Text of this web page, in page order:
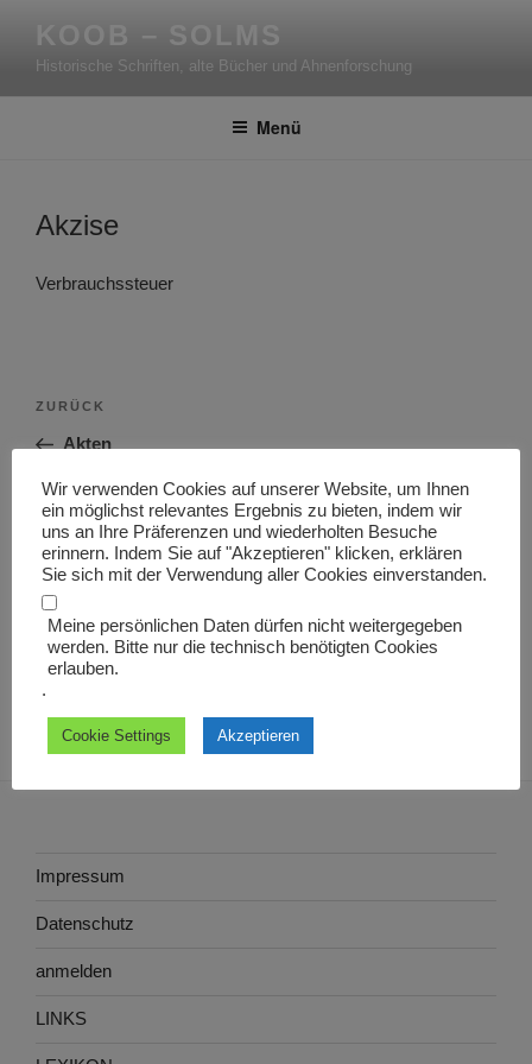
Inhalt
springen
KOOB – SOLMS
Historische Schriften, alte Bücher und Ahnenforschung
Menü
Akzise
Verbrauchssteuer
Beitragsnavigation
Vorheriger
Beitrag
ZURÜCK
Akten
Nächster
Beitrag
WEITER
AL
Impressum
Datenschutz
anmelden
LINKS
Wir verwenden Cookies auf unserer Website, um Ihnen
ein möglichst relevantes Ergebnis zu bieten, indem wir
uns an Ihre Präferenzen und wiederholten Besuche
erinnern. Indem Sie auf "Akzeptieren" klicken, erklären
Sie sich mit der Verwendung aller Cookies einverstanden.
Meine persönlichen Daten dürfen nicht weitergegeben
werden. Bitte nur die technisch benötigten Cookies
erlauben.
.
Cookie Settings Akzeptieren